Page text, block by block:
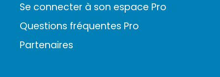
Se connecter à son espace Pro
Questions fréquentes Pro
Partenaires